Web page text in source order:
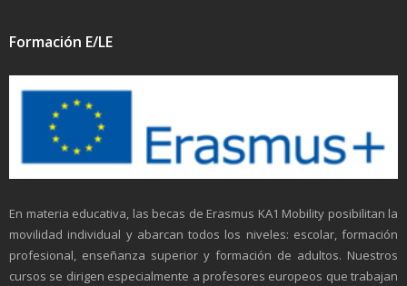
Formación E/LE
En materia educativa, las becas de Erasmus KA1 Mobility posibilitan la
movilidad individual y abarcan todos los niveles: escolar, formación
profesional, enseñanza superior y formación de adultos. Nuestros
cursos se dirigen especialmente a profesores europeos que trabajan